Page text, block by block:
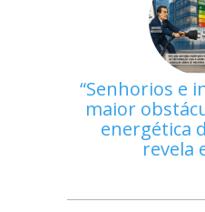
Senhorios e
maior
energética
revela